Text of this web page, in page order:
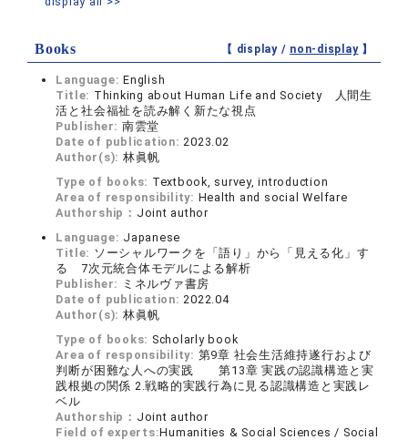
Books 【 display / non-display】
Language:English
Title: Thinking about Human Life and Society 人間生
活と社会福祉を読み解く新たな視点
Publisher: 南雲堂
Date of publication:2023.02
Author(s): 林眞帆
Type of books: Textbook, survey, introduction
Area of responsibility: Health and social Welfare
Authorship： Joint author
Language: Japanese
Title: ソーシャルワークを「語り」から「見える化」す
る 7次元統合体モデルによる解析
Publisher: ミネルヴァ書房
Date of publication:2022.04
Author(s): 林眞帆
Type of books: Scholarly book
Area of responsibility: 第9章 社会生活維持遂行および
判断が困難な人への実践 第13章 実践の認識構造と実
践根拠の関係 2.戦略的実践行為に見る認識構造と実践レ
ベル
Authorship： Joint author
Field of experts:Humanities & Social Sciences / Social